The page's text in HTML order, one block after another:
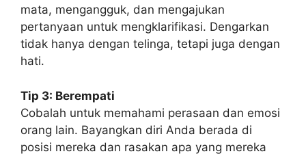
mata, mengangguk, dan mengajukan
pertanyaan untuk mengklarifikasi. Dengarkan
tidak hanya dengan telinga, tetapi juga dengan
hati.
Tip 3: Berempati
Cobalah untuk memahami perasaan dan emosi
orang lain. Bayangkan diri Anda berada di
posisi mereka dan rasakan apa yang mereka